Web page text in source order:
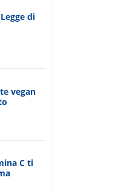
di
vegan
C ti